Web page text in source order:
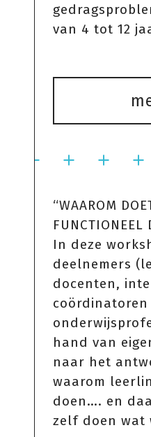
van 4 tot 12
“WAAROM
FUNCTIONEEL
In deze
deelnemers
docenten,
coördinatoren
hand van
naar het
waarom
doen…. en
zelf doen wat